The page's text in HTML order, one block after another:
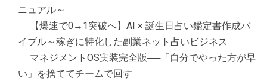
ニュアル～
【爆速で0→1突破へ】AI × 誕生日占い鑑定書作成バ
イブル～稼ぎに特化した副業ネット占いビジネス
マネジメントOS実装完全版──「自分でやった方が早
い」を捨ててチームで回す